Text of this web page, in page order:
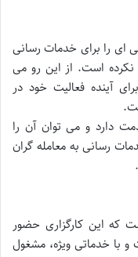
ای را برای خدمات رسانی
است. از این رو می
آینده فعالیت خود در
ایران بیش از 19 سال قدمت دارد و می توان آن را
رسانی به معامله گران
در حدود 20 سال است که این کارگزاری حضور
و با خدماتی ویژه، مشغول